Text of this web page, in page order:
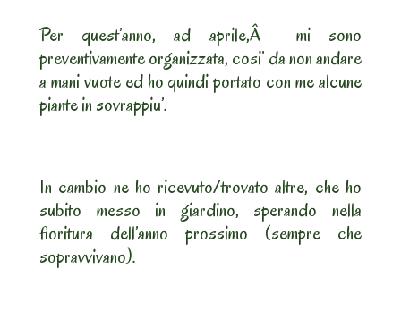
Per quest’anno, ad aprile,Â mi sono
preventivamente organizzata, cosi’ da non andare
a mani vuote ed ho quindi portato con me alcune
piante in sovrappiu’.
In cambio ne ho ricevuto/trovato altre, che ho
subito messo in giardino, sperando nella
fioritura dell’anno prossimo (sempre che
sopravvivano).